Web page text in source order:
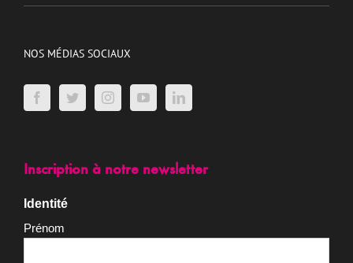
NOS MÉDIAS SOCIAUX
Inscription à notre newsletter
Identité
Prénom